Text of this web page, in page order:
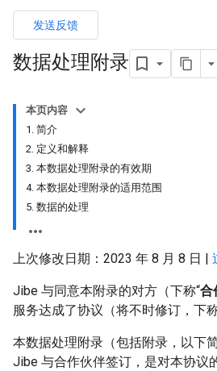
发送反馈
数据处理附录
本页内容
1. 简介
2. 定义和解释
3. 本数据处理附录的有效期
4. 本数据处理附录的适用范围
5. 数据的处理
上次修改日期：2023 年 8 月 8 日 |
Jibe 与同意本附录的对方（下称“合
服务达成了协议（将不时修订，下
本数据处理附录（包括附录，以下
Jibe 与合作伙伴签订，是对本协议